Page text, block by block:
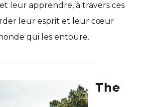
leur apprendre, à travers ces
leur esprit et leur cœur
qui les entoure.
The